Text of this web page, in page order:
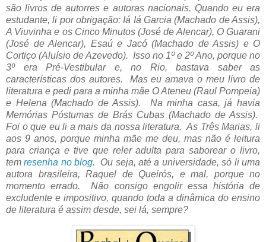
são livros de autorres e autoras nacionais. Quando eu era
estudante, li por obrigação: Iá Iá Garcia (Machado de Assis),
A Viuvinha e os Cinco Minutos (José de Alencar), O Guarani
(José de Alencar), Esaú e Jacó (Machado de Assis) e O
Cortiço (Aluísio de Azevedo). Isso no 1º e 2º Ano, porque no
3º era Pré-Vestibular e, no Rio, bastava saber as
características dos autores. Mas eu amava o meu livro de
literatura e pedi para a minha mãe O Ateneu (Raul Pompeia)
e Helena (Machado de Assis). Na minha casa, já havia
Memórias Póstumas de Brás Cubas (Machado de Assis).
Foi o que eu li a mais da nossa literatura. As Três Marias, li
aos 9 anos, porque minha mãe me deu, mas não é leitura
para criança e tive que reler adulta para saborear o livro,
temresenha no blog. Ou seja, até a universidade, só li uma
autora brasileira, Raquel de Queirós, e mal, porque no
momento errado. Não consigo engolir essa história de
excludente e impositivo, quando toda a dinâmica do ensino
de literatura é assim desde, sei lá, sempre?